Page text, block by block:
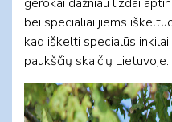
bei specialiai jiems
kad iškelti specialūs
paukščių skaičių Lietuvoje.